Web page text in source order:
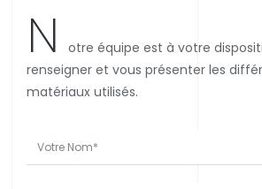
N
otre équipe est à votre
renseigner et vous présenter les
matériaux utilisés.